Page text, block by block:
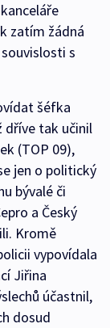
zatím žádná
s
šéfka
dříve tak učinil
(TOP 09),
jen o politický
bývalé či
a Český
Kromě
vypovídala
Jiřina
účastnil,
dosud